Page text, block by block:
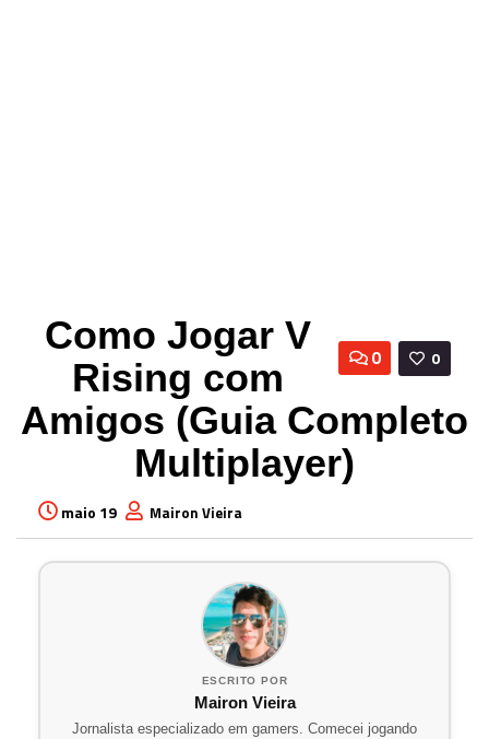
0
0
Como Jogar V
Rising com
Amigos (Guia Completo
Multiplayer)
maio 19 Mairon Vieira
ESCRITO POR
Mairon Vieira
Jornalista especializado em gamers. Comecei jogando